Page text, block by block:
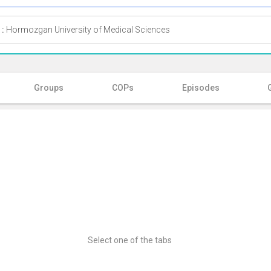
Hormozgan University of Medical Sciences
Groups COPs Episodes
Select one of the tabs